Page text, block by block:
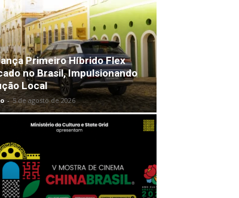
Primeiro Híbrido Flex
no Brasil, Impulsionando
Local
- 5 de agosto de 2026